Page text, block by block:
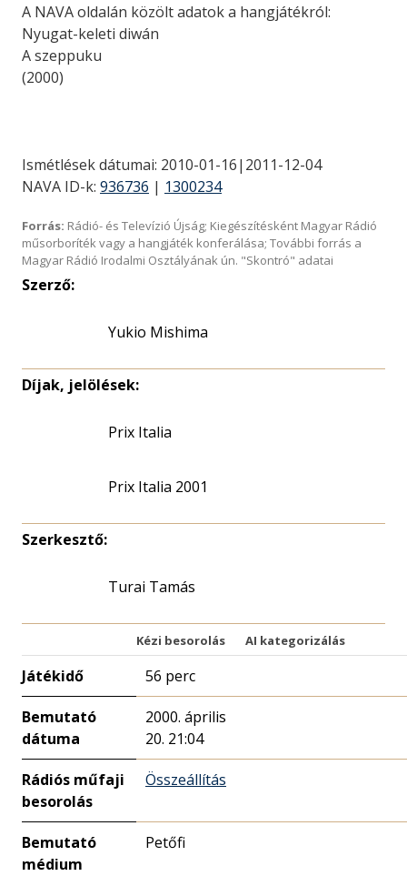
A NAVA oldalán közölt adatok a hangjátékról:
Nyugat-keleti diwán
A szeppuku
(2000)
Ismétlések dátumai: 2010-01-16|2011-12-04
NAVA ID-k: 936736 | 1300234
Forrás: Rádió- és Televízió Újság; Kiegészítésként Magyar Rádió
műsorboríték vagy a hangjáték konferálása; További forrás a
Magyar Rádió Irodalmi Osztályának ún. "Skontró" adatai
Szerző:
Yukio Mishima
Díjak, jelölések:
Prix Italia
Prix Italia 2001
Szerkesztő:
Turai Tamás
Kézi besorolás AI kategorizálás
Játékidő 56 perc
Bemutató
dátuma
2000. április
20. 21:04
Rádiós műfaji
besorolás
Összeállítás
Bemutató
médium
Petőfi